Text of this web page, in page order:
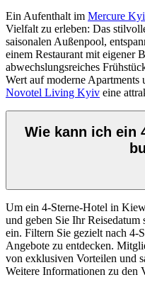
Ein Aufenthalt im Mercure
Vielfalt zu erleben: Das
saisonalen Außenpool,
einem Restaurant mit eigener
abwechslungsreiches
Wert auf moderne
Novotel Living Kyiv eine
Wie kann ich ein
Um ein 4-Sterne-Hotel in
und geben Sie Ihr Reisedatum
ein. Filtern Sie gezielt nach 4-
Angebote zu entdecken.
von exklusiven Vorteilen und
Weitere Informationen zu den